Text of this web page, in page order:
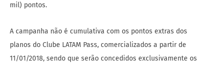
mil) pontos.
A campanha não é cumulativa com os pontos extras dos
planos do Clube LATAM Pass, comercializados a partir de
11/01/2018, sendo que serão concedidos exclusivamente os